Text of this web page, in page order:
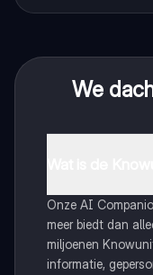
We
Onze AI
meer biedt dan
miljoenen
informatie,